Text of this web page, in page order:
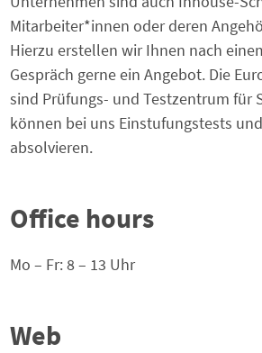
Mitarbeiter*innen oder deren
Hierzu erstellen wir Ihnen nach
Gespräch gerne ein Angebot. Die
sind Prüfungs- und Testzentrum für
können bei uns Einstufungstests
absolvieren.
Office hours
Mo – Fr: 8 – 13 Uhr
Web